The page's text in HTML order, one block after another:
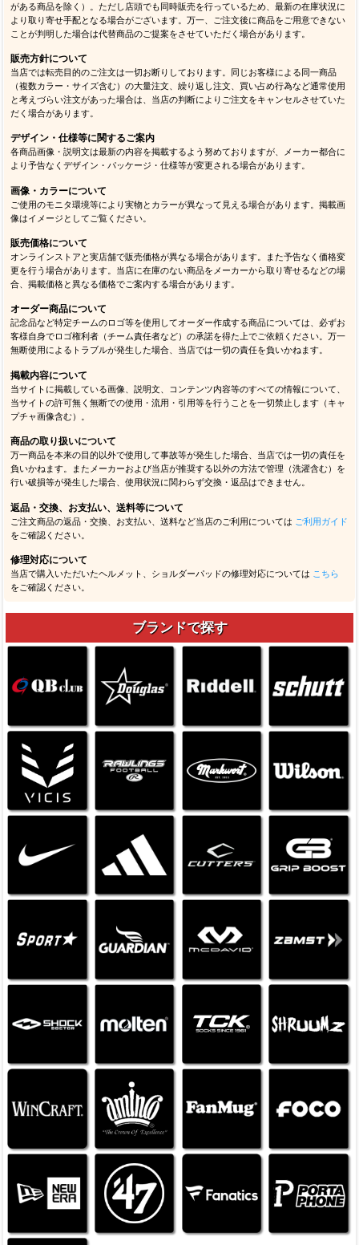
がある商品を除く）。ただし店頭でも同時販売を行っているため、最新の在庫状況に
より取り寄せ手配となる場合がございます。万一、ご注文後に商品をご用意できない
ことが判明した場合は代替商品のご提案をさせていただく場合があります。
販売方針について
当店では転売目的のご注文は一切お断りしております。同じお客様による同一商品
（複数カラー・サイズ含む）の大量注文、繰り返し注文、買い占め行為など通常使用
と考えづらい注文があった場合は、当店の判断によりご注文をキャンセルさせていた
だく場合があります。
デザイン・仕様等に関するご案内
各商品画像・説明文は最新の内容を掲載するよう努めておりますが、メーカー都合に
より予告なくデザイン・パッケージ・仕様等が変更される場合があります。
画像・カラーについて
ご使用のモニタ環境等により実物とカラーが異なって見える場合があります。掲載画
像はイメージとしてご覧ください。
販売価格について
オンラインストアと実店舗で販売価格が異なる場合があります。また予告なく価格変
更を行う場合があります。当店に在庫のない商品をメーカーから取り寄せるなどの場
合、掲載価格と異なる価格でご案内する場合があります。
オーダー商品について
記念品など特定チームのロゴ等を使用してオーダー作成する商品については、必ずお
客様自身でロゴ権利者（チーム責任者など）の承諾を得た上でご依頼ください。万一
無断使用によるトラブルが発生した場合、当店では一切の責任を負いかねます。
掲載内容について
当サイトに掲載している画像、説明文、コンテンツ内容等のすべての情報について、
当サイトの許可無く無断での使用・流用・引用等を行うことを一切禁止します（キャ
プチャ画像含む）。
商品の取り扱いについて
万一商品を本来の目的以外で使用して事故等が発生した場合、当店では一切の責任を
負いかねます。またメーカーおよび当店が推奨する以外の方法で管理（洗濯含む）を
行い破損等が発生した場合、使用状況に関わらず交換・返品はできません。
返品・交換、お支払い、送料等について
ご注文商品の返品・交換、お支払い、送料など当店のご利用については ご利用ガイド
をご確認ください。
修理対応について
当店で購入いただいたヘルメット、ショルダーパッドの修理対応については こちら
をご確認ください。
ブランドで探す